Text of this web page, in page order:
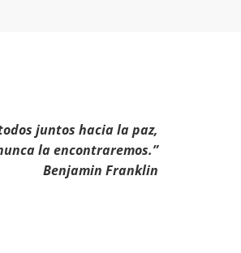
juntos hacia la paz,
la encontraremos.”
Benjamin Franklin